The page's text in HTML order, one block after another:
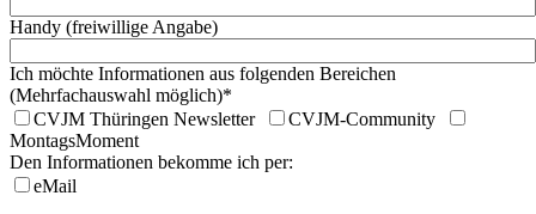
Handy (freiwillige Angabe)
Ich möchte Informationen aus folgenden Bereichen
(Mehrfachauswahl möglich)*
CVJM Thüringen Newsletter
CVJM-Community
MontagsMoment
Den Informationen bekomme ich per:
eMail